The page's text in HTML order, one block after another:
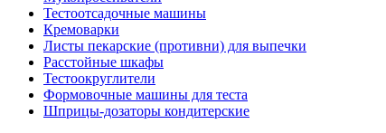
Тестоотсадочные машины
Кремоварки
Листы пекарские (противни) для выпечки
Расстойные шкафы
Тестоокруглители
Формовочные машины для теста
Шприцы-дозаторы кондитерские